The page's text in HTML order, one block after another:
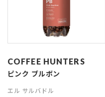
COFFEE HUNTERS
ピンク ブルボン
エル サルバドル